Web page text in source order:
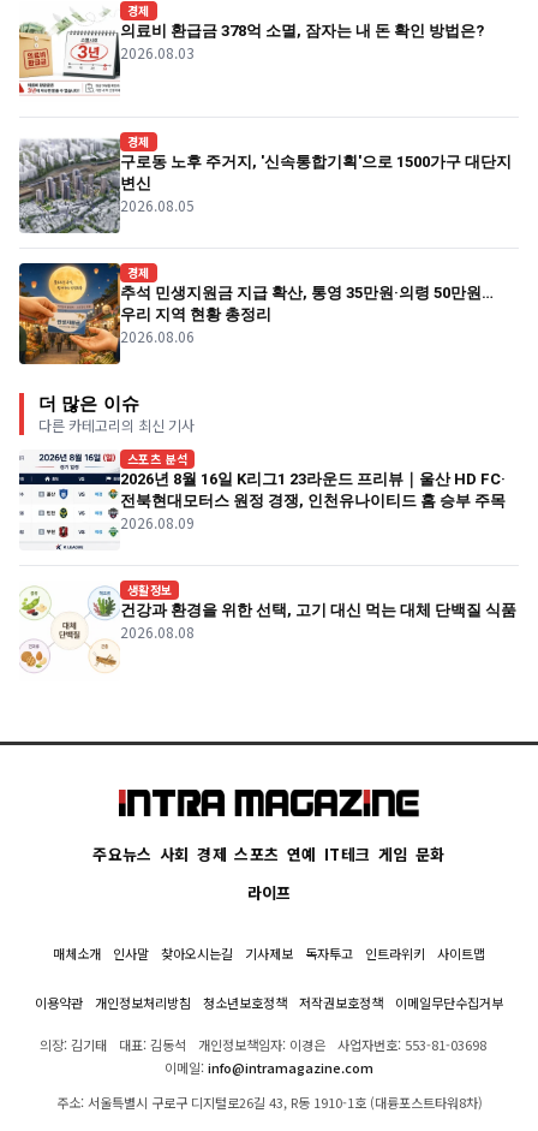
경제
의료비 환급금 378억 소멸, 잠자는 내 돈 확인 방법은?
2026.08.03
경제
구로동 노후 주거지, '신속통합기획'으로 1500가구 대단지
변신
2026.08.05
경제
추석 민생지원금 지급 확산, 통영 35만원·의령 50만원…
우리 지역 현황 총정리
2026.08.06
더 많은 이슈
다른 카테고리의 최신 기사
스포츠 분석
2026년 8월 16일 K리그1 23라운드 프리뷰｜울산 HD FC·
전북현대모터스 원정 경쟁, 인천유나이티드 홈 승부 주목
2026.08.09
생활정보
건강과 환경을 위한 선택, 고기 대신 먹는 대체 단백질 식품
2026.08.08
주요뉴스 사회 경제 스포츠 연예 IT테크 게임 문화
라이프
매체소개 인사말 찾아오시는길 기사제보 독자투고 인트라위키 사이트맵
이용약관 개인정보처리방침 청소년보호정책 저작권보호정책 이메일무단수집거부
의장: 김기태 대표: 김동석 개인정보책임자: 이경은
사업자번호: 553-81-03698
이메일:info@intramagazine.com
주소: 서울특별시 구로구 디지털로26길 43, R동 1910-1호 (대륭포스트타워8차)